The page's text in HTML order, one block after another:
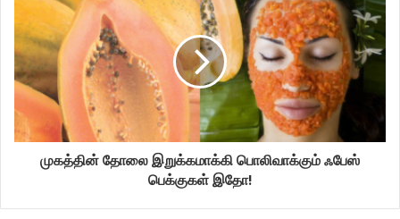
முகத்தின் தோலை இறுக்கமாக்கி பொலிவாக்கும் ஃபேஸ்
பெக்குகள் இதோ!